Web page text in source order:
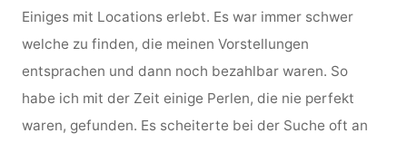
Einiges mit Locations erlebt. Es war immer schwer
welche zu finden, die meinen Vorstellungen
entsprachen und dann noch bezahlbar waren. So
habe ich mit der Zeit einige Perlen, die nie perfekt
waren, gefunden. Es scheiterte bei der Suche oft an